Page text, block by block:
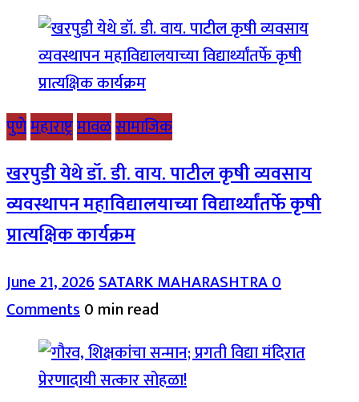
पुणेमहाराष्ट्रमावळसामाजिक
खरपुडी येथे डॉ. डी. वाय. पाटील कृषी व्यवसाय
व्यवस्थापन महाविद्यालयाच्या विद्यार्थ्यांतर्फे कृषी
प्रात्यक्षिक कार्यक्रम
June 21, 2026SATARK MAHARASHTRA0
Comments0 min read